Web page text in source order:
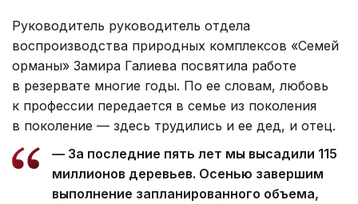
Руководитель руководитель отдела
воспроизводства природных комплексов «Семей
орманы» Замира Галиева посвятила работе
в резервате многие годы. По ее словам, любовь
к профессии передается в семье из поколения
в поколение — здесь трудились и ее дед, и отец.
— За последние пять лет мы высадили 115
миллионов деревьев. Осенью завершим
выполнение запланированного объема,